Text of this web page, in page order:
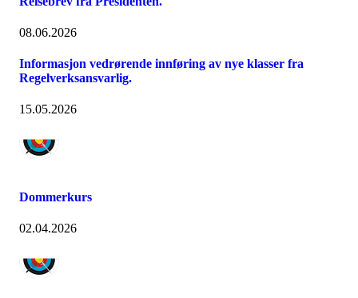
08.06.2026
Informasjon vedrørende innføring av nye klasser fra
Regelverksansvarlig.
15.05.2026
Dommerkurs
02.04.2026